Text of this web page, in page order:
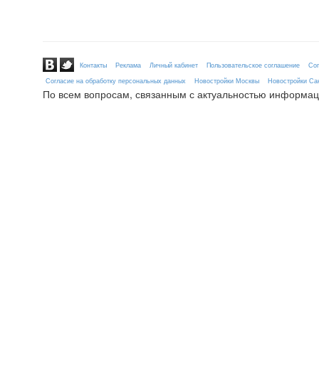
Контакты Реклама Личный кабинет Пользовательское соглашение
Согласие на обработку персональных данных
Новостройки Москвы Новостройки
По всем вопросам, связанным с актуальностью